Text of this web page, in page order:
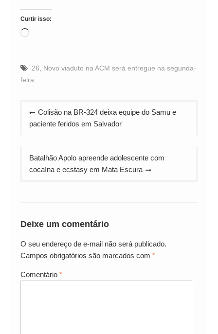
Curtir isso:
Carregando...
26
Novo viaduto na ACM será entregue na segunda-
feira
Navegação
de
Colisão na BR-324 deixa equipe do Samu e
paciente feridos em Salvador
Batalhão Apolo apreende adolescente com
cocaína e ecstasy em Mata Escura
Deixe um comentário
O seu endereço de e-mail não será publicado.
Campos obrigatórios são marcados com *
Comentário *